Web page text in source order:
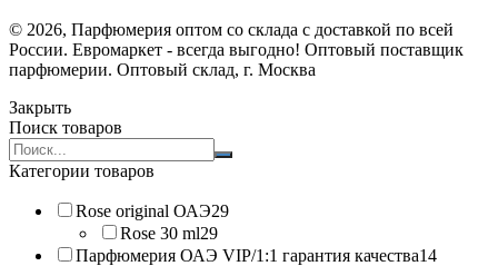
© 2026, Парфюмерия оптом со склада с доставкой по всей
России. Евромаркет - всегда выгодно! Оптовый поставщик
парфюмерии. Оптовый склад, г. Москва
Закрыть
Поиск товаров
Search
products:
Категории товаров
Rose original ОАЭ29
Rose 30 ml29
Парфюмерия ОАЭ VIP/1:1 гарантия качества14